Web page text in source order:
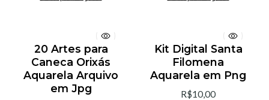
20 Artes para
Caneca Orixás
Aquarela Arquivo
em Jpg
Kit Digital Santa
Filomena
Aquarela em Png
R$10,00